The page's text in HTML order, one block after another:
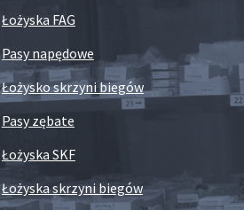
Łożyska FAG
Pasy napędowe
Łożysko skrzyni biegów
Pasy zębate
Łożyska SKF
Łożyska skrzyni biegów